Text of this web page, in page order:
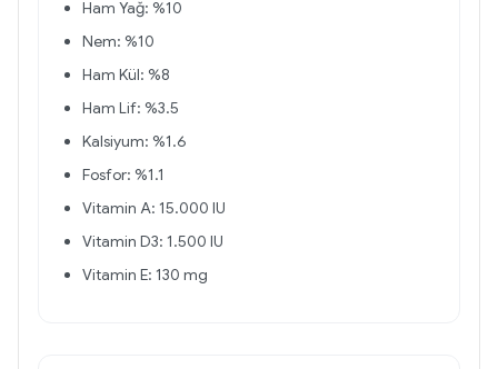
Ham Yağ: %10
Nem: %10
Ham Kül: %8
Ham Lif: %3.5
Kalsiyum: %1.6
Fosfor: %1.1
Vitamin A: 15.000 IU
Vitamin D3: 1.500 IU
Vitamin E: 130 mg